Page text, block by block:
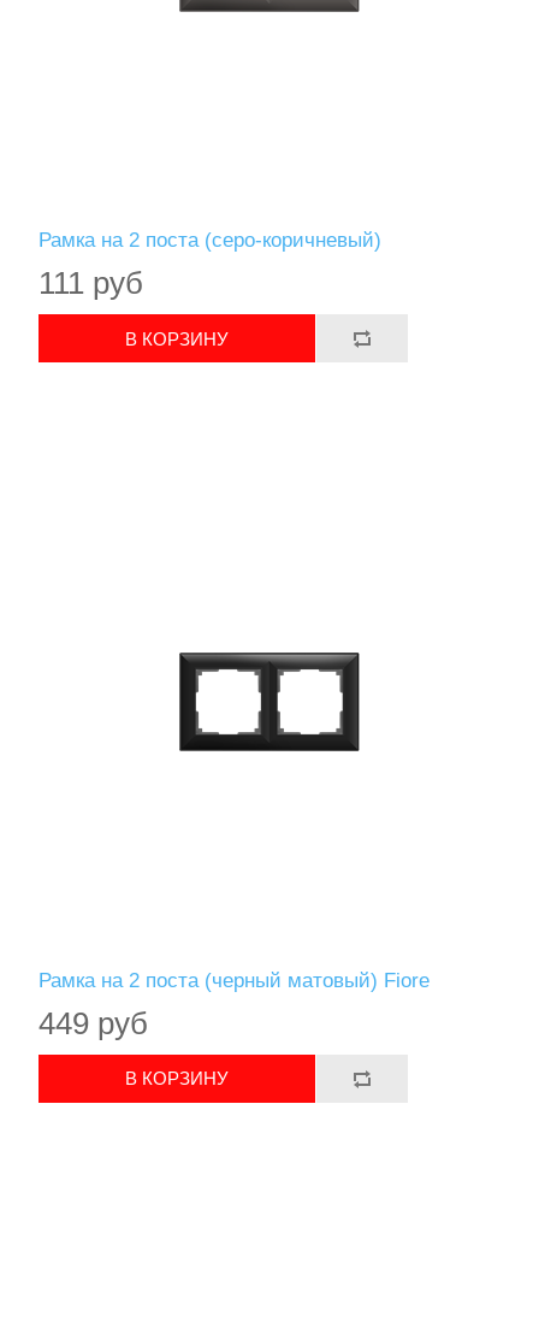
Рамка на 2 поста (серо-коричневый)
111 руб
Рамка на 2 поста (черный матовый) Fiore
449 руб